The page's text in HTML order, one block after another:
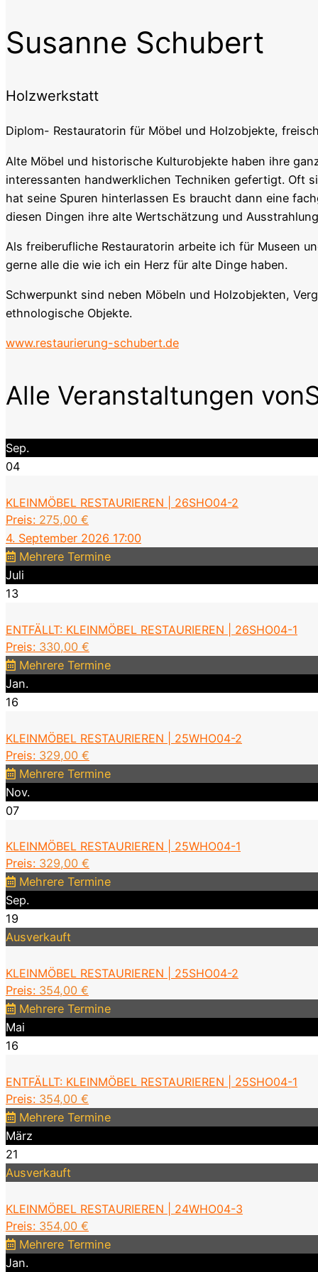
Susanne Schubert
Holzwerkstatt
Diplom- Restauratorin für Möbel und Holzobjekte,
Alte Möbel und historische Kulturobjekte haben ihre
interessanten handwerklichen Techniken gefertigt. Oft
hat seine Spuren hinterlassen Es braucht dann eine
diesen Dingen ihre alte Wertschätzung und
Als freiberufliche Restauratorin arbeite ich für Museen
gerne alle die wie ich ein Herz für alte Dinge haben.
Schwerpunkt sind neben Möbeln und Holzobjekten,
ethnologische Objekte.
www.restaurierung-schubert.de
Alle Veranstaltungen
Sep.
04
KLEINMÖBEL RESTAURIEREN | 26SHO04-2
Preis: 275,00 €
4. September 2026 17:00
Mehrere Termine
Juli
13
ENTFÄLLT: KLEINMÖBEL RESTAURIEREN | 26SHO04-1
Preis: 330,00 €
Mehrere Termine
Jan.
16
KLEINMÖBEL RESTAURIEREN | 25WHO04-2
Preis: 329,00 €
Mehrere Termine
Nov.
07
KLEINMÖBEL RESTAURIEREN | 25WHO04-1
Preis: 329,00 €
Mehrere Termine
Sep.
19
Ausverkauft
KLEINMÖBEL RESTAURIEREN | 25SHO04-2
Preis: 354,00 €
Mehrere Termine
Mai
16
ENTFÄLLT: KLEINMÖBEL RESTAURIEREN | 25SHO04-1
Preis: 354,00 €
Mehrere Termine
März
21
Ausverkauft
KLEINMÖBEL RESTAURIEREN | 24WHO04-3
Preis: 354,00 €
Mehrere Termine
Jan.